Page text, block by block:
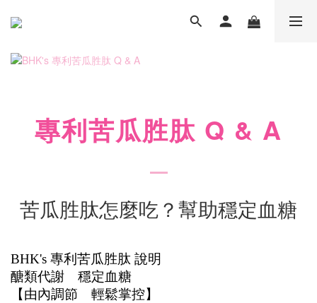
專利苦瓜胜肽 Q & A
苦瓜胜肽怎麼吃？幫助穩定血糖
BHK's 專利苦瓜胜肽 說明
醣類代謝 穩定血糖
【由內調節　輕鬆掌控】